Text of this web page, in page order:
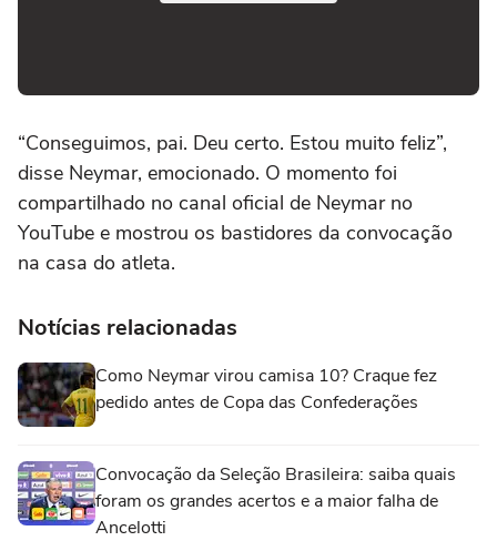
“Conseguimos, pai. Deu certo. Estou muito feliz”,
disse Neymar, emocionado. O momento foi
compartilhado no canal oficial de Neymar no
YouTube e mostrou os bastidores da convocação
na casa do atleta.
Notícias relacionadas
Como Neymar virou camisa 10? Craque fez
pedido antes de Copa das Confederações
Convocação da Seleção Brasileira: saiba quais
foram os grandes acertos e a maior falha de
Ancelotti